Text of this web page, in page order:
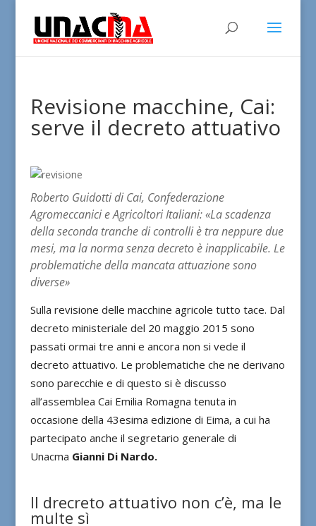
Revisione macchine, Cai:
serve il decreto attuativo
Roberto Guidotti di Cai, Confederazione
Agromeccanici e Agricoltori Italiani: «La scadenza
della seconda tranche di controlli è tra neppure due
mesi, ma la norma senza decreto è inapplicabile. Le
problematiche della mancata attuazione sono
diverse»
Sulla revisione delle macchine agricole tutto tace. Dal
decreto ministeriale del 20 maggio 2015 sono
passati ormai tre anni e ancora non si vede il
decreto attuativo. Le problematiche che ne derivano
sono parecchie e di questo si è discusso
all’assemblea Cai Emilia Romagna tenuta in
occasione della 43esima edizione di Eima, a cui ha
partecipato anche il segretario generale di
Unacma Gianni Di Nardo.
Il drecreto attuativo non c’è, ma le
multe sì